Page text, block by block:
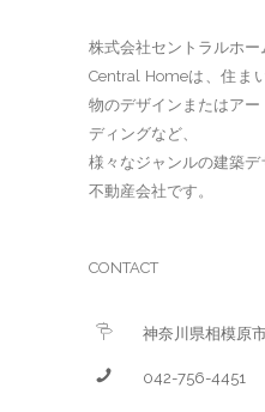
株式会社セントラルホー
Central Homeは、住ま
物のデザインまたはア
ディングなど、
様々なジャンルの建築
不動産会社です。
CONTACT
神奈川県相模原
042-756-4451